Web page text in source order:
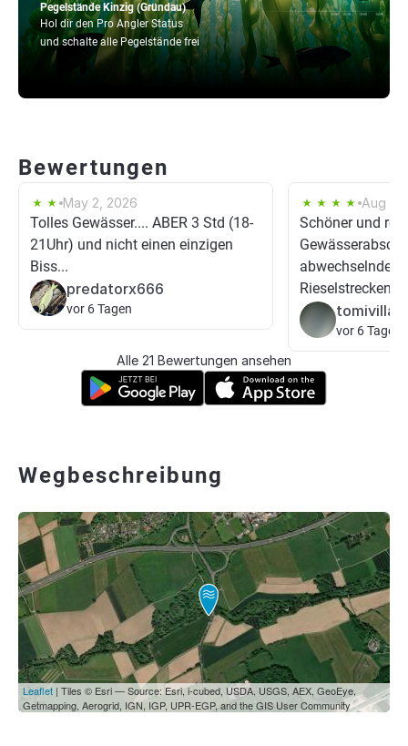
Pegelstände Kinzig (Gründau)
Hol dir den Pro Angler Status
und schalte alle Pegelstände frei
Bewertungen
May 2, 2026
Tolles Gewässer.... ABER 3 Std (18-
21Uhr) und nicht einen einzigen
Biss...
predatorx666
vor 6 Tagen
Aug
Schöner und
abwechselnde
Rieselstrecken
vor 6 Tagen
Alle 21 Bewertungen ansehen
Wegbeschreibung
Leaflet | Tiles © Esri — Source: Esri, i-cubed, USDA, USGS, AEX, GeoEye,
Getmapping, Aerogrid, IGN, IGP, UPR-EGP, and the GIS User Community